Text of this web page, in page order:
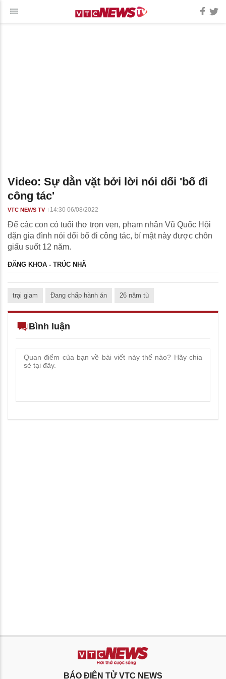
Video: Sự dằn vặt bởi lời nói dối 'bố đi
công tác'
VTC NEWS TV 14:30 06/08/2022
Để các con có tuổi thơ trọn vẹn, phạm nhân Vũ Quốc Hội
dặn gia đình nói dối bố đi công tác, bí mật này được chôn
giấu suốt 12 năm.
ĐĂNG KHOA - TRÚC NHÃ
trại giam Đang chấp hành án 26 năm tù
Bình luận
BÁO ĐIỆN TỬ VTC NEWS